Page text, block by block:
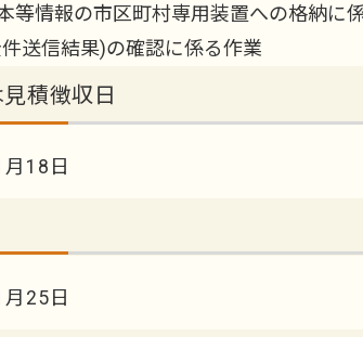
等情報の市区町村専用装置への格納に
送信結果)の確認に係る作業
積徴収日
18日
25日